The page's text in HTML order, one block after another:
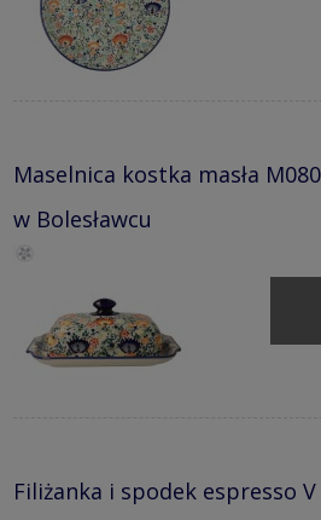
Maselnica kostka masła
w Bolesławcu
Filiżanka i spodek espresso V